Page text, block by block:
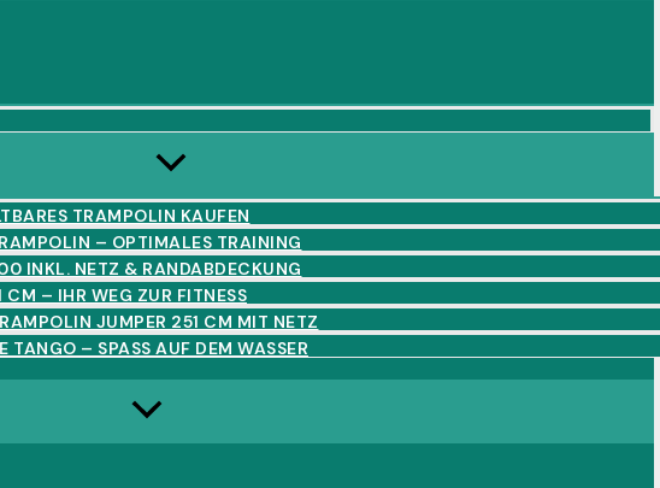
TRAMPOLIN KAUFEN
– OPTIMALES TRAINING
INKL. NETZ & RANDABDECKUNG
– IHR WEG ZUR FITNESS
JUMPER 251 CM MIT NETZ
– SPASS AUF DEM WASSER